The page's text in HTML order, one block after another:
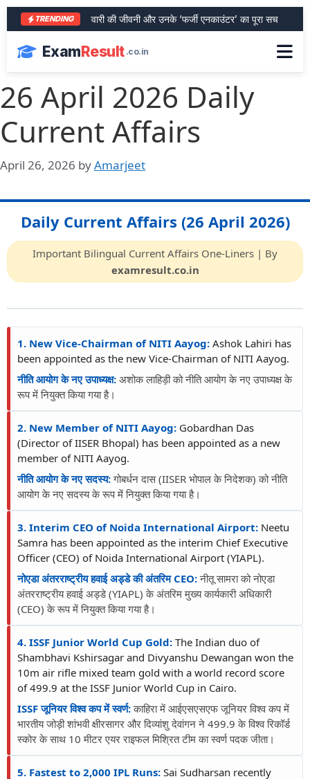
TRENDING
आरा के शेर भरत तिवारी की जीवनी और उनके ‘फर्जी एनकाउंटर’ का पूरा सच
ExamResult .co.in
26 April 2026 Daily
Current Affairs
April 26, 2026 byAmarjeet
Daily Current Affairs (26 April 2026)
Important Bilingual Current Affairs One-Liners | By
examresult.co.in
1. New Vice-Chairman of NITI Aayog: Ashok Lahiri has
been appointed as the new Vice-Chairman of NITI Aayog.
नीति आयोग के नए उपाध्यक्ष: अशोक लाहिड़ी को नीति आयोग के नए उपाध्यक्ष के
रूप में नियुक्त किया गया है।
2. New Member of NITI Aayog: Gobardhan Das
(Director of IISER Bhopal) has been appointed as a new
member of NITI Aayog.
नीति आयोग के नए सदस्य:गोबर्धन दास (IISER भोपाल के निदेशक) को नीति
आयोग के नए सदस्य के रूप में नियुक्त किया गया है।
3. Interim CEO of Noida International Airport: Neetu
Samra has been appointed as the interim Chief Executive
Officer (CEO) of Noida International Airport (YIAPL).
नोएडा अंतरराष्ट्रीय हवाई अड्डे की अंतरिम CEO:नीतू सामरा को नोएडा
अंतरराष्ट्रीय हवाई अड्डे (YIAPL) के अंतरिम मुख्य कार्यकारी अधिकारी
(CEO) के रूप में नियुक्त किया गया है।
4. ISSF Junior World Cup Gold: The Indian duo of
Shambhavi Kshirsagar and Divyanshu Dewangan won the
10m air rifle mixed team gold with a world record score
of 499.9 at the ISSF Junior World Cup in Cairo.
ISSF जूनियर विश्व कप में स्वर्ण:काहिरा में आईएसएसएफ जूनियर विश्व कप में
भारतीय जोड़ी शांभवी क्षीरसागर और दिव्यांशु देवांगन ने 499.9 के विश्व रिकॉर्ड
स्कोर के साथ 10 मीटर एयर राइफल मिश्रित टीम का स्वर्ण पदक जीता।
5. Fastest to 2,000 IPL Runs: Sai Sudharsan recently